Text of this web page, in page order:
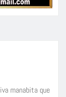
manabita que